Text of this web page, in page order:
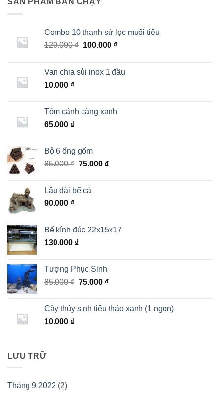
SẢN PHẨM BÁN CHẠY
Combo 10 thanh sứ lọc muối tiêu
120.000₫ Giá
120.000 ₫.
100.000 ₫Giá
là:
Van chia sủi inox 1 đầu
10.000 ₫
Tôm cảnh càng xanh
65.000 ₫
Bộ 6 ống gốm
85.000₫ Giá
85.000 ₫.
75.000 ₫Giá
Lâu đài bể cá
90.000 ₫
Bể kính đúc 22x15x17
130.000 ₫
Tượng Phục Sinh
85.000₫ Giá
85.000 ₫.
75.000 ₫Giá
là:
Cây thủy sinh tiêu thảo xanh (1 ngọn)
10.000 ₫
LƯU TRỮ
Tháng 9 2022 (2)